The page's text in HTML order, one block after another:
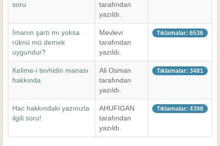
soru
tarafından
yazıldı.
İmanın şartı mı yoksa
rüknü mü demek
uygundur?
Mevlevi
tarafından
yazıldı.
Tıklamalar: 6536
Kelime-i tevhidin manası
hakkında
Ali Osman
tarafından
yazıldı.
Tıklamalar: 3481
Hac hakkındaki yazınızla
ilgili soru!
AHUFIGAN
tarafından
yazıldı.
Tıklamalar: 4398